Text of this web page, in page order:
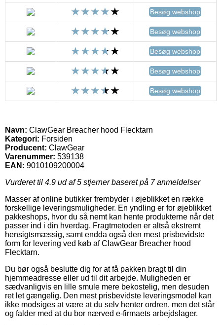
Besøg webshop
Besøg webshop
Besøg webshop
Besøg webshop
Besøg webshop
Navn: ClawGear Breacher hood Flecktarn
Kategori: Forsiden
Producent: ClawGear
Varenummer: 539138
EAN: 9010109200004
Vurderet til 4.9 ud af 5 stjerner baseret på 7anmeldelser
Masser af online butikker frembyder i øjeblikket en række
forskellige leveringsmuligheder. En yndling er for øjeblikket
pakkeshops, hvor du så nemt kan hente produkterne når det
passer ind i din hverdag. Fragtmetoden er altså ekstremt
hensigtsmæssig, samt endda også den mest prisbevidste
form for levering ved køb af ClawGear Breacher hood
Flecktarn.
Du bør også beslutte dig for at få pakken bragt til din
hjemmeadresse eller ud til dit arbejde. Muligheden er
sædvanligvis en lille smule mere bekostelig, men desuden
ret let gængelig. Den mest prisbevidste leveringsmodel kan
ikke modsiges at være at du selv henter ordren, men det står
og falder med at du bor nærved e-firmaets arbejdslager.